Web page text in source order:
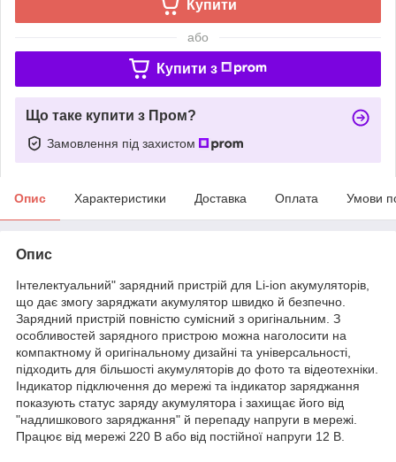
Купити
або
Купити з
Що таке купити з Пром?
Замовлення під захистом
Опис Характеристики Доставка Оплата Умови
Опис
Інтелектуальний" зарядний пристрій для Li-ion акумуляторів,
що дає змогу заряджати акумулятор швидко й безпечно.
Зарядний пристрій повністю сумісний з оригінальним. З
особливостей зарядного пристрою можна наголосити на
компактному й оригінальному дизайні та універсальності,
підходить для більшості акумуляторів до фото та відеотехніки.
Індикатор підключення до мережі та індикатор заряджання
показують статус заряду акумулятора і захищає його від
"надлишкового заряджання" й перепаду напруги в мережі.
Працює від мережі 220 В або від постійної напруги 12 В.